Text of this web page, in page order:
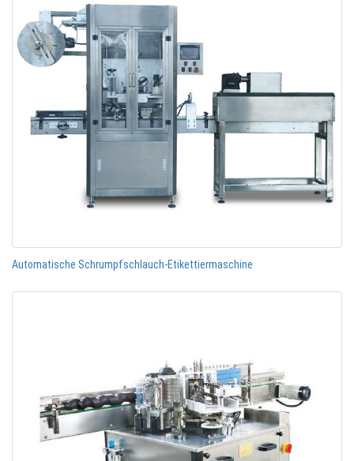
Automatische Schrumpfschlauch-Etikettiermaschine